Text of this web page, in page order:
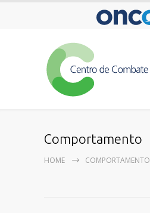
Comportamento
HOME COMPORTAMENTO